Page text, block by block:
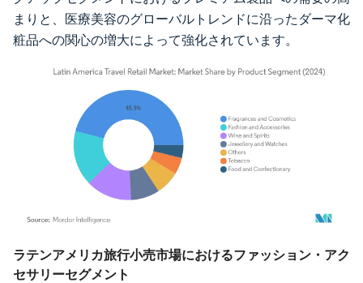
まりと、医療美容のグローバルトレンドに沿ったダーマ化
粧品への関心の増大によって強化されています。
画像 © Mordor Intelligence。再利用にはCC BY 4.0の表示が必要です。
ラテンアメリカ旅行小売市場におけるファッション・アク
セサリーセグメント